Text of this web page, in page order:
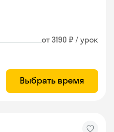
от 3190 ₽ / урок
Выбрать время